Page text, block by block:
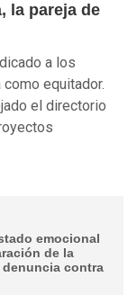
la pareja de
a los
equitador.
el directorio
emocional
de la
contra